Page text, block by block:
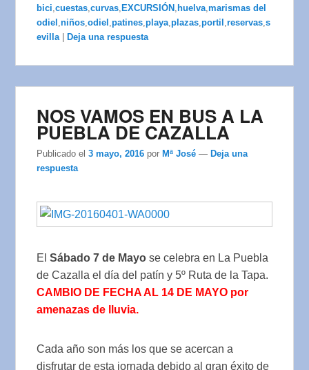
bici,cuestas,curvas, EXCURSIÓN , huelva,marismas del
odiel ,niños,odiel ,patines,playa,plazas,portil ,reservas,s
evilla
Deja una respuesta
NOS VAMOS EN BUS A LA
PUEBLA DE CAZALLA
Publicado el3 mayo, 2016 por Mª José — Deja una
respuesta
ElSábado 7 de Mayo se celebra en La Puebla
de Cazalla el día del patín y 5º Ruta de la Tapa.
CAMBIO DE FECHA AL 14 DE MAYO por
amenazas de lluvia.
Cada año son más los que se acercan a
disfrutar de esta jornada debido al gran éxito de